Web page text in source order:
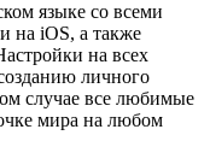
языке со всеми
на iOS, а также
на всех
личного
случае все любимые
мира на любом